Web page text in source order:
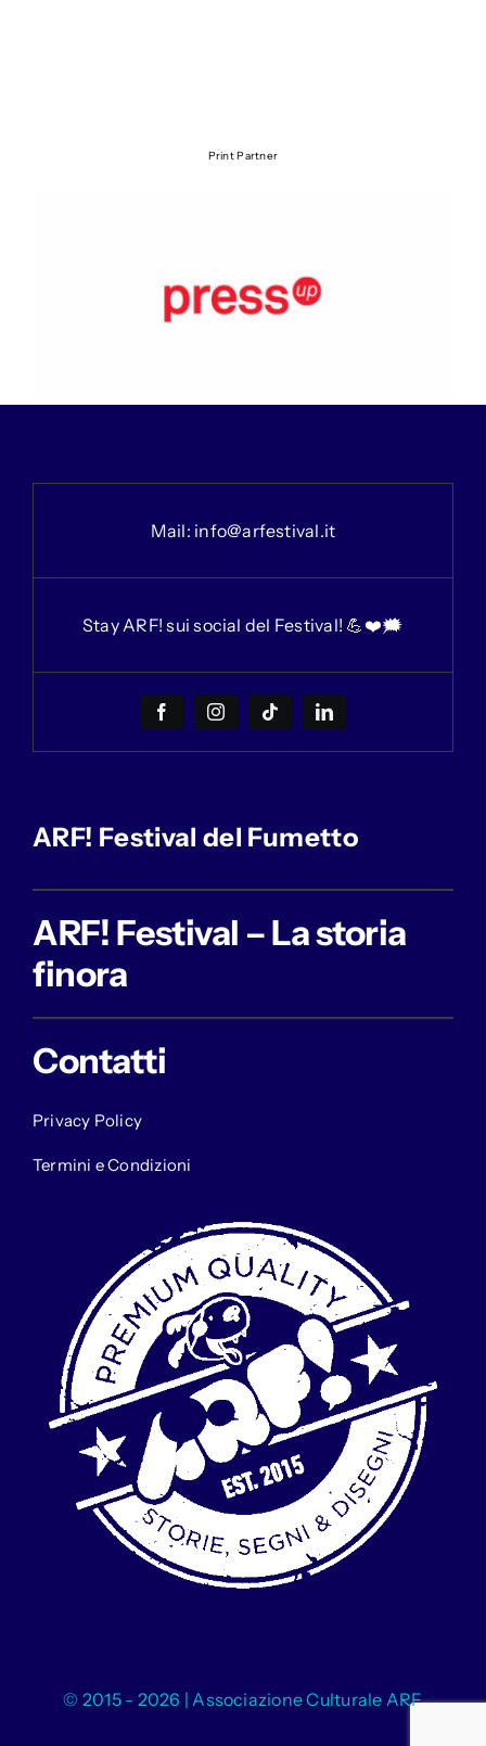
Print Partner
Mail: info@arfestival.it
Stay ARF! sui social del Festival! 💪❤️🗯
ARF! Festival del Fumetto
ARF! Festival – La storia
finora
Contatti
Privacy Policy
Termini e Condizioni
© 2015 - 2026 | Associazione Culturale ARF